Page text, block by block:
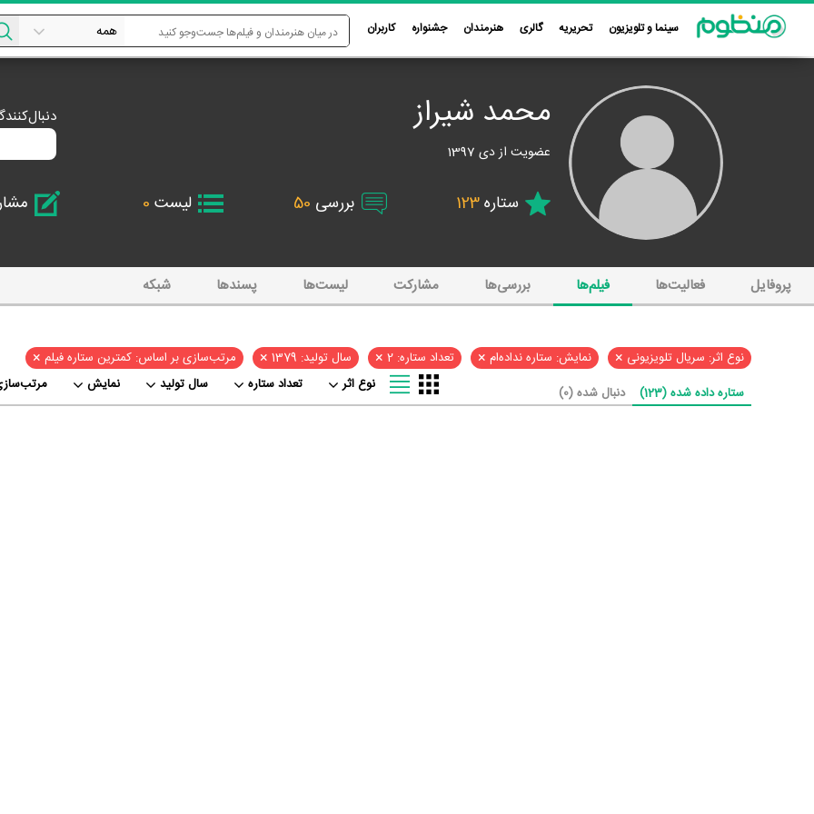
سینما و تلویزیون تحریریه گالری هنرمندان جشنواره کاربران
محمد شیراز
عضویت از دی 1397
ستاره123 بررسی 50 لیست 0
پروفایل فعالیت‌ها فیلم‌ها بررسی‌ها مشارکت لیست‌ها پسند‌ها شبکه
نوع اثر: سریال تلویزیونی × نمایش: ستاره نداده‌ام × تعداد ستاره: 2 × سال تولید: 1379 × مرتب‌سازی بر اساس: کمترین ستاره فیلم ×
ستاره داده شده (123) دنبال شده (0) نمایش سال تولید تعداد ستاره نوع اثر